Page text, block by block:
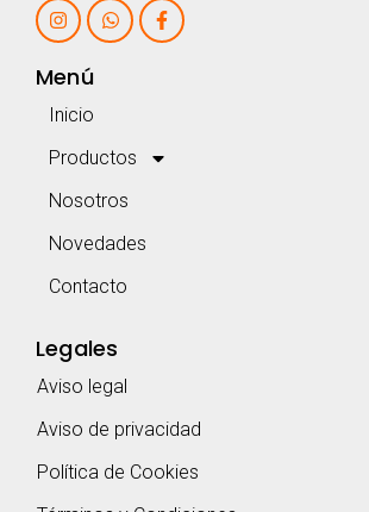
Menú
Inicio
Productos
Nosotros
Novedades
Contacto
Legales
Aviso legal
Aviso de privacidad
Política de Cookies